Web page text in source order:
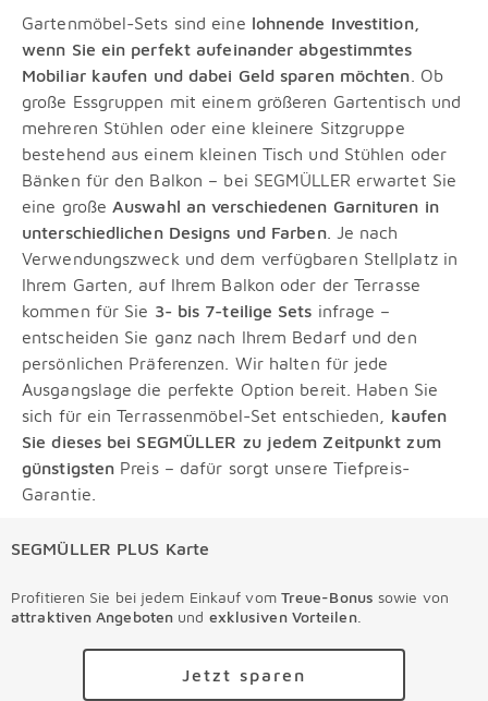
Gartenmöbel-Sets sind eine lohnende Investition,
wenn Sie ein perfekt aufeinander abgestimmtes
Mobiliar kaufen und dabei Geld sparen möchten . Ob
große Essgruppen mit einem größeren Gartentisch und
mehreren Stühlen oder eine kleinere Sitzgruppe
bestehend aus einem kleinen Tisch und Stühlen oder
Bänken für den Balkon – bei SEGMÜLLER erwartet Sie
eine große Auswahl an verschiedenen Garnituren in
unterschiedlichen Designs und Farben. Je nach
Verwendungszweck und dem verfügbaren Stellplatz in
Ihrem Garten, auf Ihrem Balkon oder der Terrasse
kommen für Sie 3- bis 7-teilige Sets infrage –
entscheiden Sie ganz nach Ihrem Bedarf und den
persönlichen Präferenzen. Wir halten für jede
Ausgangslage die perfekte Option bereit. Haben Sie
sich für ein Terrassenmöbel-Set entschieden, kaufen
Sie dieses bei SEGMÜLLER zu jedem Zeitpunkt zum
günstigsten Preis – dafür sorgt unsere Tiefpreis-
Garantie.
SEGMÜLLER PLUS Karte
Profitieren Sie bei jedem Einkauf vom Treue-Bonus sowie von
attraktiven Angeboten und exklusiven Vorteilen.
Jetzt sparen